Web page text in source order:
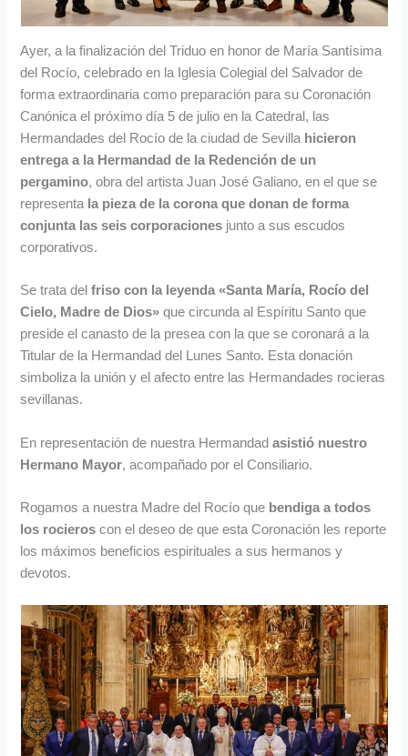
Ayer, a la finalización del Triduo en honor de María Santísima
del Rocío, celebrado en la Iglesia Colegial del Salvador de
forma extraordinaria como preparación para su Coronación
Canónica el próximo día 5 de julio en la Catedral, las
Hermandades del Rocío de la ciudad de Sevilla hicieron
entrega a la Hermandad de la Redención de un
pergamino, obra del artista Juan José Galiano, en el que se
representa la pieza de la corona que donan de forma
conjunta las seis corporaciones junto a sus escudos
corporativos.
Se trata delfriso con la leyenda «Santa María, Rocío del
Cielo, Madre de Dios» que circunda al Espíritu Santo que
preside el canasto de la presea con la que se coronará a la
Titular de la Hermandad del Lunes Santo. Esta donación
simboliza la unión y el afecto entre las Hermandades rocieras
sevillanas.
En representación de nuestra Hermandadasistió nuestro
Hermano Mayor, acompañado por el Consiliario.
Rogamos a nuestra Madre del Rocío que bendiga a todos
los rocieros con el deseo de que esta Coronación les reporte
los máximos beneficios espirituales a sus hermanos y
devotos.